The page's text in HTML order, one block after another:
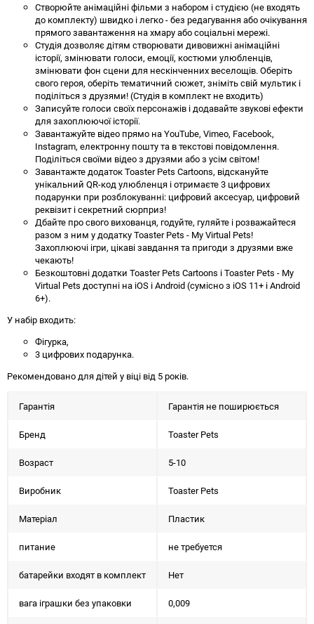
Створюйте анімаційні фільми з набором і студією (не входять
до комплекту) швидко і легко - без редагування або очікування
прямого завантаження на хмару або соціальні мережі.
Студія дозволяє дітям створювати дивовижні анімаційні
історії, змінювати голоси, емоції, костюми улюбленців,
змінювати фон сцени для нескінченних веселощів. Оберіть
свого героя, оберіть тематичний сюжет, зніміть свій мультик і
поділіться з друзями! (Студія в комплект не входить)
Записуйте голоси своїх персонажів і додавайте звукові ефекти
для захоплюючої історії.
Завантажуйте відео прямо на YouTube, Vimeo, Facebook,
Instagram, електронну пошту та в текстові повідомлення.
Поділіться своїми відео з друзями або з усім світом!
Завантажте додаток Toaster Pets Cartoons, відскануйте
унікальний QR-код улюбленця і отримаєте 3 цифрових
подарунки при розблокуванні: цифровий аксесуар, цифровий
реквізит і секретний сюрприз!
Дбайте про свого вихованця, годуйте, гуляйте і розважайтеся
разом з ним у додатку Toaster Pets - My Virtual Pets!
Захоплюючі ігри, цікаві завдання та пригоди з друзями вже
чекають!
Безкоштовні додатки Toaster Pets Cartoons і Toaster Pets - My
Virtual Pets доступні на iOS і Android (сумісно з iOS 11+ і Android
6+).
У набір входить:
Фігурка,
3 цифрових подарунка.
Рекомендовано для дітей у віці від 5 років.
Гарантія Гарантія не поширюється
Бренд Toaster Pets
Возраст 5-10
Виробник Toaster Pets
Матеріал Пластик
питание не требуется
батарейки входят в комплект Нет
вага іграшки без упаковки 0,009